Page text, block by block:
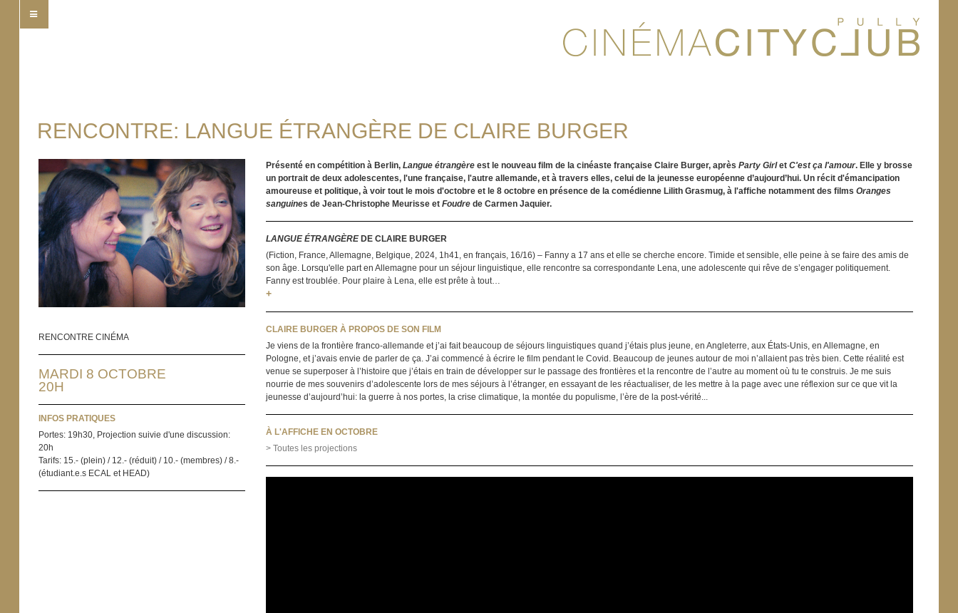
RENCONTRE: LANGUE ÉTRANGÈRE DE CLAIRE BURGER
RENCONTRE CINÉMA
MARDI 8 OCTOBRE
20H
INFOS PRATIQUES
Portes: 19h30, Projection suivie d'une discussion:
20h
Tarifs: 15.- (plein) / 12.- (réduit) / 10.- (membres) / 8.-
(étudiant.e.s ECAL et HEAD)
Présenté en compétition à Berlin, Langue étrangèreest le nouveau film de la cinéaste française Claire Burger, après Party Girlet C'est ça l'amour. Elle y brosse
un portrait de deux adolescentes, l'une française, l'autre allemande, et à travers elles, celui de la jeunesse européenne d’aujourd’hui. Un récit d'émancipation
amoureuse et politique, à voir tout le mois d'octobre et le 8 octobre en présence de la comédienne Lilith Grasmug, à l'affiche notamment des films Oranges
sanguines de Jean-Christophe Meurisse et Foudrede Carmen Jaquier.
LANGUE ÉTRANGÈREDE CLAIRE BURGER
(Fiction, France, Allemagne, Belgique, 2024, 1h41, en français, 16/16) – Fanny a 17 ans et elle se cherche encore. Timide et sensible, elle peine à se faire des amis de
son âge. Lorsqu'elle part en Allemagne pour un séjour linguistique, elle rencontre sa correspondante Lena, une adolescente qui rêve de s’engager politiquement.
Fanny est troublée. Pour plaire à Lena, elle est prête à tout…
+
CLAIRE BURGER À PROPOS DE SON FILM
Je viens de la frontière franco-allemande et j’ai fait beaucoup de séjours linguistiques quand j’étais plus jeune, en Angleterre, aux États-Unis, en Allemagne, en
Pologne, et j’avais envie de parler de ça. J’ai commencé à écrire le film pendant le Covid. Beaucoup de jeunes autour de moi n’allaient pas très bien. Cette réalité est
venue se superposer à l’histoire que j’étais en train de développer sur le passage des frontières et la rencontre de l’autre au moment où tu te construis. Je me suis
nourrie de mes souvenirs d’adolescente lors de mes séjours à l’étranger, en essayant de les réactualiser, de les mettre à la page avec une réflexion sur ce que vit la
jeunesse d’aujourd’hui: la guerre à nos portes, la crise climatique, la montée du populisme, l’ère de la post-vérité...
À L'AFFICHE EN OCTOBRE
> Toutes les projections